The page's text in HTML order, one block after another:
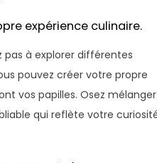
expérience culinaire.
pas à explorer différentes
pouvez créer votre propre
vos papilles. Osez mélanger
qui reflète votre